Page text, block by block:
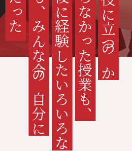
わからなかった授業も、
卒業後に経験したいろいろな
仕事も、みんな今の自分に